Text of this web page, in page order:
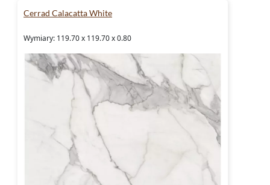
Cerrad Calacatta White
Wymiary: 119.70 x 119.70 x 0.80